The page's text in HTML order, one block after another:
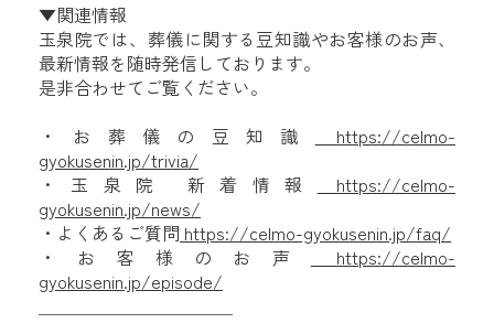
▼関連情報
玉泉院では、葬儀に関する豆知識やお客様のお声、
最新情報を随時発信しております。
是非合わせてご覧ください。
・お葬儀の豆知識
https://celmo-
gyokusenin.jp/trivia/
・玉泉院 新着情報
https://celmo-
gyokusenin.jp/news/
・よくあるご質問 https://celmo-gyokusenin.jp/faq/
・お客様のお声
https://celmo-
gyokusenin.jp/episode/